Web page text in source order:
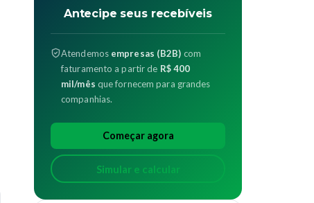
Antecipe seus recebíveis
Atendemos empresas (B2B) com
faturamento a partir de R$ 400
mil/mês que fornecem para grandes
companhias.
Começar agora
Simular e calcular